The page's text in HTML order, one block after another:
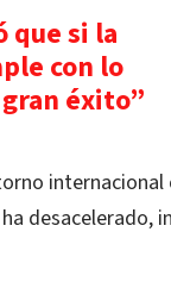
que si la
con lo
éxito”
desacelerado,